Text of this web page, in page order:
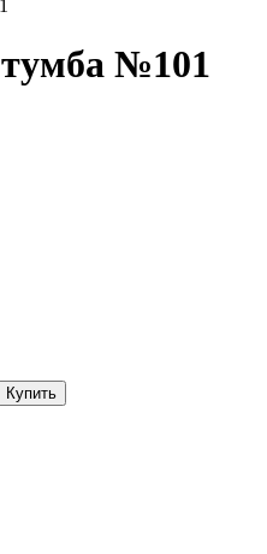
№101
Купить